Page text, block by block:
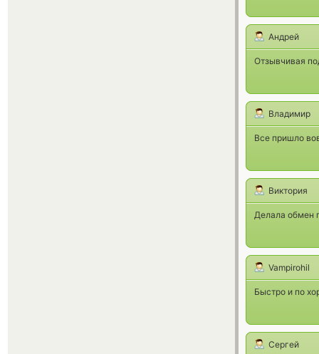
Андрей
Отзывчивая
Владимир
Все пришло
Виктория
Делала обмен
Vampirohil
Быстро и по
Сергей